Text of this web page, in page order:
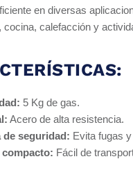
en diversas
cocina, calefacción y
5 Kg de gas.
Acero de alta resistencia.
de seguridad: Evita fugas
compacto: Fácil de